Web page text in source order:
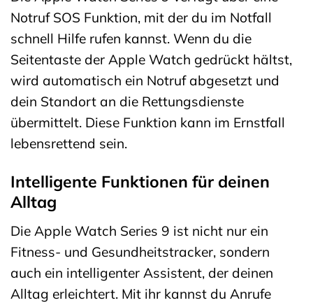
Notruf SOS Funktion, mit der du im Notfall
schnell Hilfe rufen kannst. Wenn du die
Seitentaste der Apple Watch gedrückt hältst,
wird automatisch ein Notruf abgesetzt und
dein Standort an die Rettungsdienste
übermittelt. Diese Funktion kann im Ernstfall
lebensrettend sein.
Intelligente Funktionen für deinen
Alltag
Die Apple Watch Series 9 ist nicht nur ein
Fitness- und Gesundheitstracker, sondern
auch ein intelligenter Assistent, der deinen
Alltag erleichtert. Mit ihr kannst du Anrufe